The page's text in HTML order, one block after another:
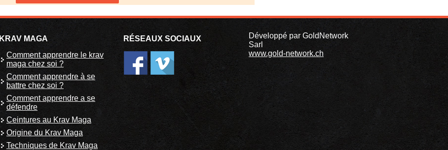
KRAV MAGA
Comment apprendre le krav
maga chez soi ?
Comment apprendre à se
battre chez soi ?
Comment apprendre a se
défendre
Ceintures au Krav Maga
Origine du Krav Maga
Techniques de Krav Maga
RÉSEAUX SOCIAUX
Développé par GoldNetwork
Sarl
www.gold-network.ch